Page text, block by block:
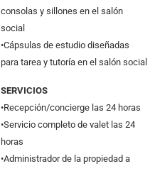
consolas y sillones en el salón
social
•Cápsulas de estudio diseñadas
para tarea y tutoría en el salón social
SERVICIOS
•Recepción/concierge las 24 horas
•Servicio completo de valet las 24
horas
•Administrador de la propiedad a